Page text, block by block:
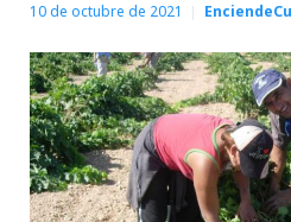
10 de octubre de 2021